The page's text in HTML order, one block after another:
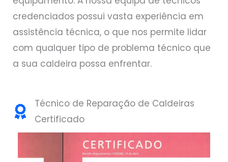
credenciados possui vasta experiência em
assistência técnica, o que nos permite lidar
com qualquer tipo de problema técnico que
a sua caldeira possa enfrentar.
Técnico de Reparação de Caldeiras
Certificado